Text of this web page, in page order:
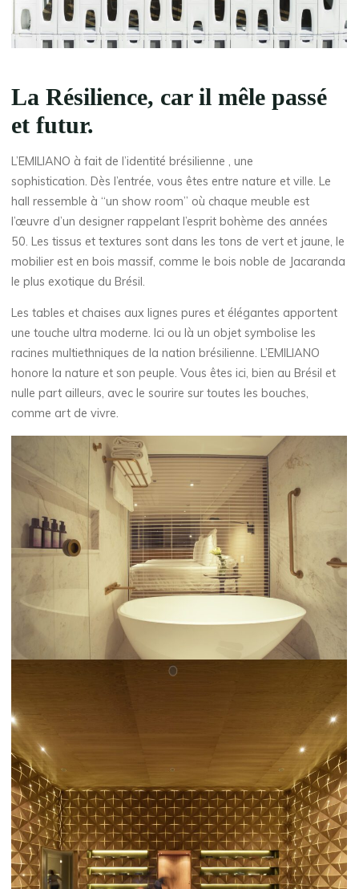
La Résilience, car il mêle passé
et futur.
L’EMILIANO à fait de l’identité brésilienne , une
sophistication. Dès l’entrée, vous êtes entre nature et ville. Le
hall ressemble à “un show room” où chaque meuble est
l’œuvre d’un designer rappelant l’esprit bohème des années
50. Les tissus et textures sont dans les tons de vert et jaune, le
mobilier est en bois massif, comme le bois noble de Jacaranda
le plus exotique du Brésil.
Les tables et chaises aux lignes pures et élégantes apportent
une touche ultra moderne. Ici ou là un objet symbolise les
racines multiethniques de la nation brésilienne. L’EMILIANO
honore la nature et son peuple. Vous êtes ici, bien au Brésil et
nulle part ailleurs, avec le sourire sur toutes les bouches,
comme art de vivre.